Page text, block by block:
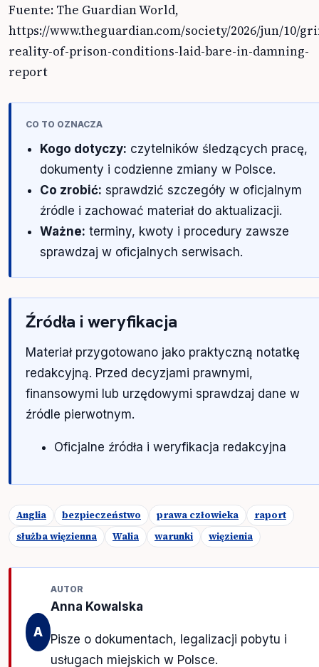
Fuente: The Guardian World,
https://www.theguardian.com/society/2026/jun/10/
reality-of-prison-conditions-laid-bare-in-damning-
report
CO TO OZNACZA
Kogo dotyczy: czytelników śledzących pracę,
dokumenty i codzienne zmiany w Polsce.
Co zrobić: sprawdzić szczegóły w oficjalnym
źródle i zachować materiał do aktualizacji.
Ważne: terminy, kwoty i procedury zawsze
sprawdzaj w oficjalnych serwisach.
Źródła i weryfikacja
Materiał przygotowano jako praktyczną notatkę
redakcyjną. Przed decyzjami prawnymi,
finansowymi lub urzędowymi sprawdzaj dane w
źródle pierwotnym.
Oficjalne źródła i weryfikacja redakcyjna
Anglia bezpieczeństwo prawa człowieka
raport
służba więzienna
Walia warunki więzienia
A
AUTOR
Anna Kowalska
Pisze o dokumentach, legalizacji pobytu i
usługach miejskich w Polsce.